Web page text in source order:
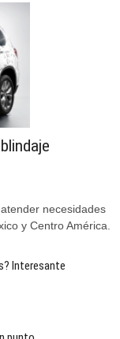
necesidades
y Centro América.
Interesante